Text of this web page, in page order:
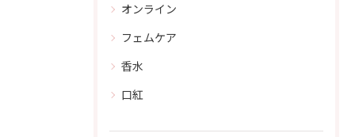
オンライン
フェムケア
香水
口紅